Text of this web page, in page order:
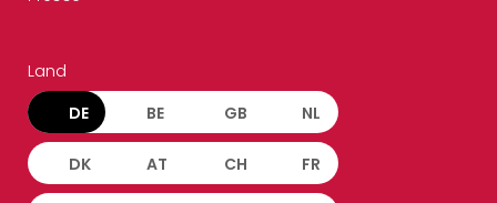
Land
DE BE GB NL
DK AT CH FR